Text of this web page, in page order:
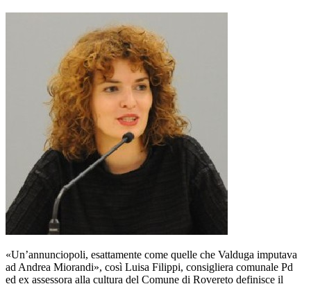
«Un’annunciopoli, esattamente come quelle che Valduga imputava
ad Andrea Miorandi», così Luisa Filippi, consigliera comunale Pd
ed ex assessora alla cultura del Comune di Rovereto definisce il